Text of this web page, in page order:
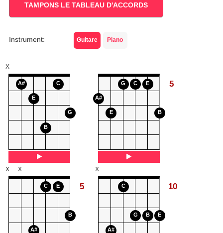
TAMPONS LE TABLEAU D'ACCORDS
Instrument: Guitare Piano
A#
E
B
C
G
X
A#
E
G C E
B
5
A#
C E
B
X X
5
A#
C
G B E
X
10